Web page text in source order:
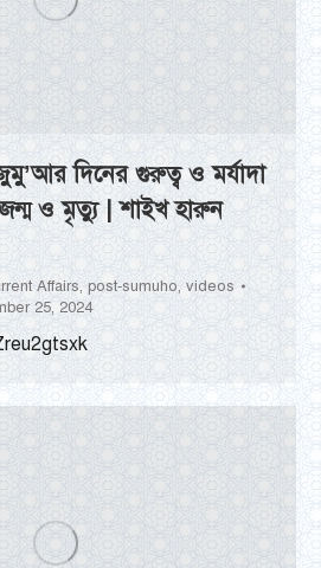
দিনের গুরুত্ব ও মর্যাদা
Affairs, post-sumuho, videos
25, 2024